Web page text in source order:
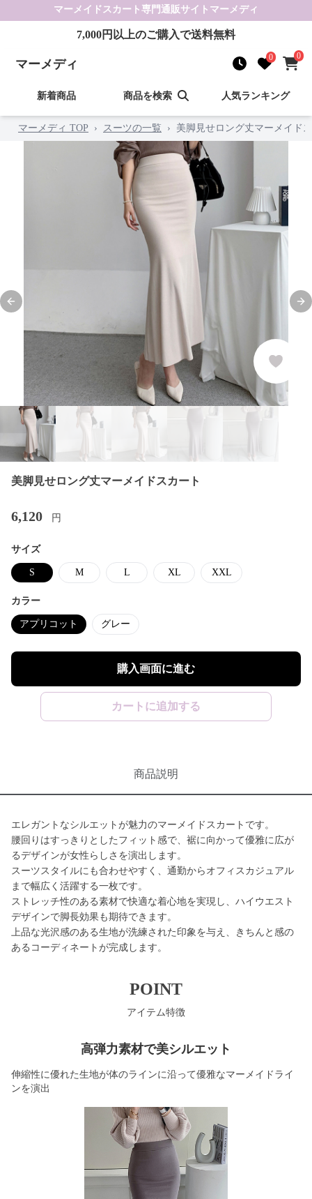
マーメイドスカート 専門通販サイト マーメディ
7,000円以上のご購入で送料無料
マーメディ 0 0
新着商品 商品を検索 人気ランキング
マーメディ TOP › スーツの一覧 › 美脚見せロング丈マーメイド
Previous slide
美脚見せロング丈マーメイドスカート
6,120 円
サイズ
S M L XL XXL
カラー
アプリコット グレー
購入画面に進む
カートに追加する
商品説明
エレガントなシルエットが魅力のマーメイドスカートです。
腰回りはすっきりとしたフィット感で、裾に向かって優雅に広が
るデザインが女性らしさを演出します。
スーツスタイルにも合わせやすく、通勤からオフィスカジュアル
まで幅広く活躍する一枚です。
ストレッチ性のある素材で快適な着心地を実現し、ハイウエスト
デザインで脚長効果も期待できます。
上品な光沢感のある生地が洗練された印象を与え、きちんと感の
あるコーディネートが完成します。
POINT
アイテム特徴
高弾力素材で美シルエット
伸縮性に優れた生地が体のラインに沿って優雅なマーメイドライ
ンを演出